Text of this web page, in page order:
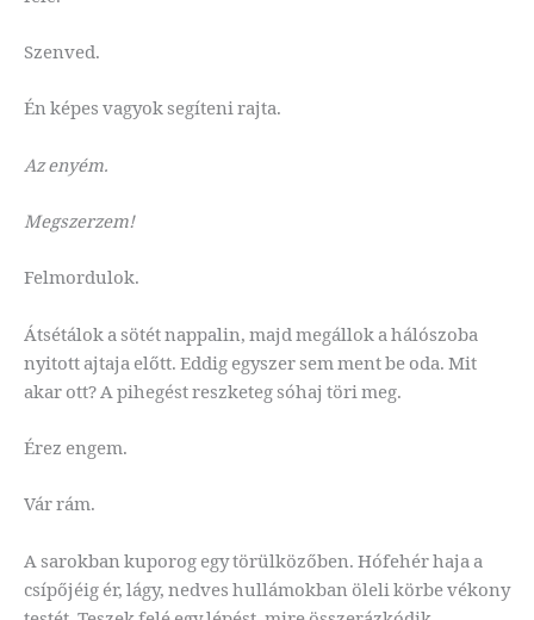
Szenved.
Én képes vagyok segíteni rajta.
Az enyém.
Megszerzem!
Felmordulok.
Átsétálok a sötét nappalin, majd megállok a hálószoba
nyitott ajtaja előtt. Eddig egyszer sem ment be oda. Mit
akar ott? A pihegést reszketeg sóhaj töri meg.
Érez engem.
Vár rám.
A sarokban kuporog egy törülközőben. Hófehér haja a
csípőjéig ér, lágy, nedves hullámokban öleli körbe vékony